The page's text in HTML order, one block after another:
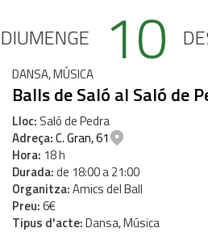
DIUMENGE 10
DANSA, MÚSICA
Balls de Saló al Saló de
Lloc Saló de Pedra
Adreça C. Gran, 61
Hora 18 h
Durada de 18:00 a 21:00
Organitza Amics del Ball
Preu 6€
Tipus d'acte Dansa, Música